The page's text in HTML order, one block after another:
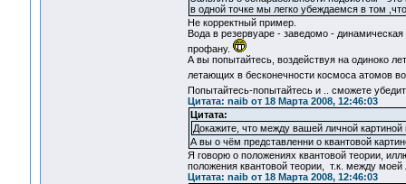
в одной точке мы легко убеждаемся в том
Не корректный пример.
Вода в резервуаре - заведомо -
профану.
А вы попытайтесь, воздействуя на одиноко
летающих в бесконечности космоса атомов
Попытайтесь-попытайтесь и .. сможете
Цитата: naib от 18 Марта 2008, 12:46:03
Цитата:
Докажите, что между вашей личной
А вы о чём представленни о квантовой
Я говорю о положениях квантовой теории,
положения квантовой теории, т.к. между
Цитата: naib от 18 Марта 2008, 12:46:03